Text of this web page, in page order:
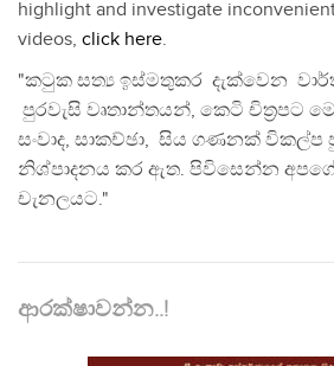
highlight and investigate
videos, click here.
"කටුක සත්‍ය ඉස්මතුකර දැක්වෙන
පුරවැසි වෘතාන්තයන්, කෙටි චිත්‍රපට
සංවාද, සාකච්ඡා, සිය ගණනක් විකල්ප
නිශ්පාදනය කර ඇත. පිවිසෙන්න
චැනලයට."
ආරක්ෂාවන්න..!